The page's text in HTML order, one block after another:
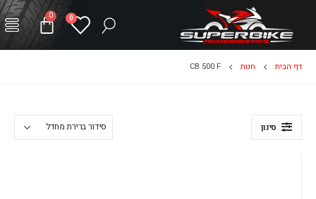
0
0
דף הבית חנות CB 500 F
סינון